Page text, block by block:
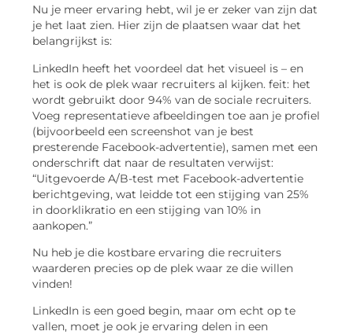
Nu je meer ervaring hebt, wil je er zeker van zijn dat
je het laat zien. Hier zijn de plaatsen waar dat het
belangrijkst is:
LinkedIn heeft het voordeel dat het visueel is – en
het is ook de plek waar recruiters al kijken. feit: het
wordt gebruikt door 94% van de sociale recruiters.
Voeg representatieve afbeeldingen toe aan je profiel
(bijvoorbeeld een screenshot van je best
presterende Facebook-advertentie), samen met een
onderschrift dat naar de resultaten verwijst:
“Uitgevoerde A/B-test met Facebook-advertentie
berichtgeving, wat leidde tot een stijging van 25%
in doorklikratio en een stijging van 10% in
aankopen.”
Nu heb je die kostbare ervaring die recruiters
waarderen precies op de plek waar ze die willen
vinden!
LinkedIn is een goed begin, maar om echt op te
vallen, moet je ook je ervaring delen in een